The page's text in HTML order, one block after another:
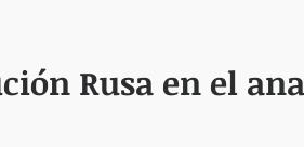
Rusa en el